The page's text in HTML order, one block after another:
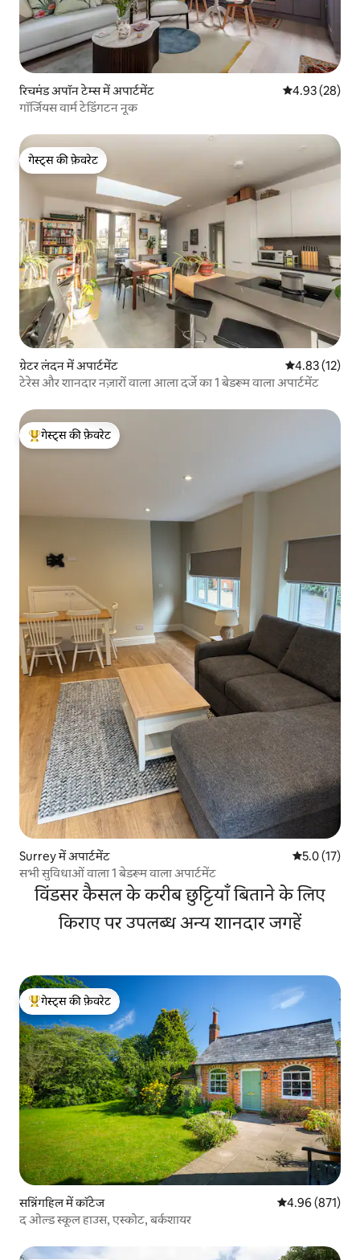
रिचमंड अपॉन टेम्स में अपार्टमेंट औसत रेटिंग 5 में
4.93 (28)
गॉर्जियस वार्म टेडिंगटन नूक
गेस्ट्स की फ़ेवरेट
गेस्ट्स की फ़ेवरेट
ग्रेटर लंदन में अपार्टमेंट औसत रेटिंग 5 में
4.83 (12)
टेरेस और शानदार नज़ारों वाला आला दर्जे का 1 बेडरूम वाला अपार्टमेंट
गेस्ट्स का टॉप फ़ेवरेट
गेस्ट्स की फ़ेवरेट
Surrey में अपार्टमेंट औसत रेटिंग 5
5.0 (17)
सभी सुविधाओं वाला 1 बेडरूम वाला अपार्टमेंट
विंडसर कैसल के करीब छुट्टियाँ बिताने के लिए
किराए पर उपलब्ध अन्य शानदार जगहें
गेस्ट्स का टॉप फ़ेवरेट
गेस्ट्स की फ़ेवरेट
सन्निंगहिल में कॉटेज औसत रेटिंग 5 में से
4.96 (871)
द ओल्ड स्कूल हाउस, एस्कोट, बर्कशायर